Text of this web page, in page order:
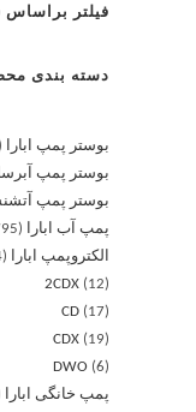
فیلتر
دسته بندی
بوستر پمپ ابارا
بوستر پمپ
بوستر پمپ
پمپ آب ابارا
الکتروپمپ ابارا
2CDX
12
CD
17
CDX
19
DWO
6
پمپ خانگی ابارا